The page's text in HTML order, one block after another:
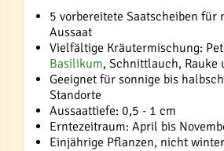
5 vorbereitete Saatscheiben für
Aussaat
Vielfältige Kräutermischung:
Basilikum, Schnittlauch, Rauke
Geeignet für sonnige bis
Standorte
Aussaattiefe: 0,5 - 1 cm
Erntezeitraum: April bis
Einjährige Pflanzen, nicht